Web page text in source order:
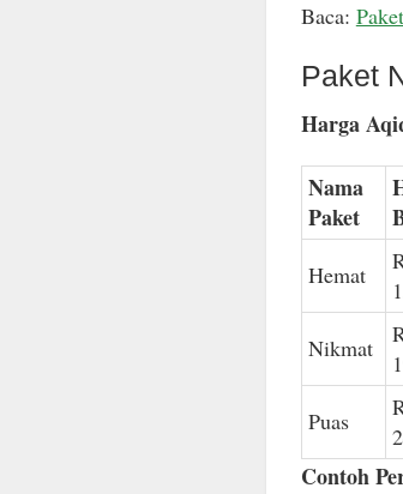
Baca:
Paket
Harga
Nama
Paket
Hemat
Nikmat
Puas
Contoh